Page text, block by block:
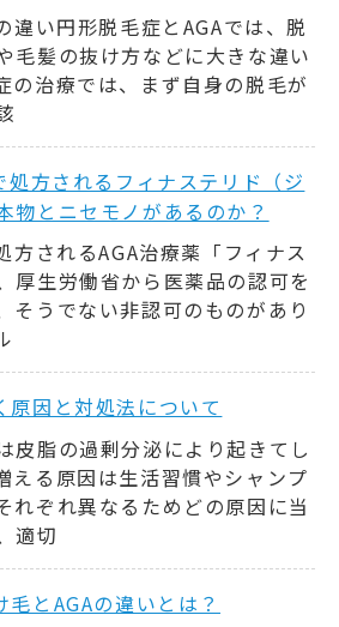
違い円形脱毛症とAGAでは、脱
毛髪の抜け方などに大きな違い
の治療では、まず自身の脱毛が
処方されるフィナステリド（ジ
物とニセモノがあるのか？
方されるAGA治療薬「フィナス
厚生労働省から医薬品の認可を
そうでない非認可のものがあり
原因と対処法について
皮脂の過剰分泌により起きてし
える原因は生活習慣やシャンプ
れぞれ異なるためどの原因に当
適切
とAGAの違いとは？